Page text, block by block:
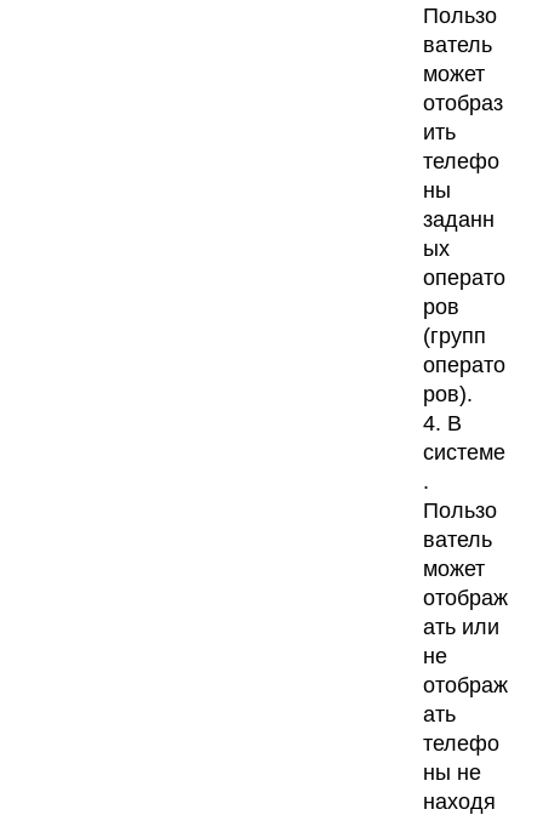
Пользо
ватель
может
отобраз
ить
телефо
ны
заданн
ых
операто
ров
(групп
операто
ров).
4. В
системе
.
Пользо
ватель
может
отображ
ать или
не
отображ
ать
телефо
ны не
находя